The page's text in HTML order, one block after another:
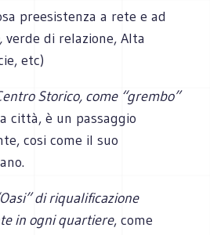
preesistenza a rete e ad
verde di relazione, Alta
etc)
Storico, come “grembo”
città, è un passaggio
cosi come il suo
di riqualificazione
in ogni quartiere, come